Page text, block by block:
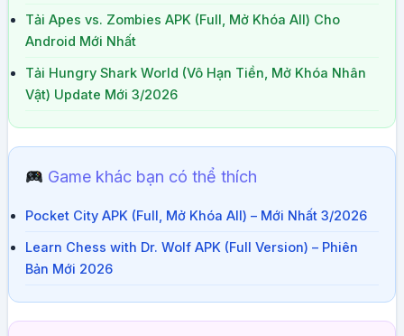
Tải Apes vs. Zombies APK (Full, Mở Khóa All) Cho
Android Mới Nhất
Tải Hungry Shark World (Vô Hạn Tiền, Mở Khóa Nhân
Vật) Update Mới 3/2026
Game khác bạn có thể thích
Pocket City APK (Full, Mở Khóa All) – Mới Nhất 3/2026
Learn Chess with Dr. Wolf APK (Full Version) – Phiên
Bản Mới 2026